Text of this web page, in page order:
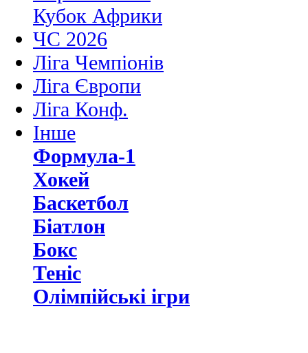
Кубок Африки
ЧС 2026
Ліга Чемпіонів
Ліга Європи
Ліга Конф.
Інше
Формула-1
Хокей
Баскетбол
Біатлон
Бокс
Теніс
Олімпійські ігри